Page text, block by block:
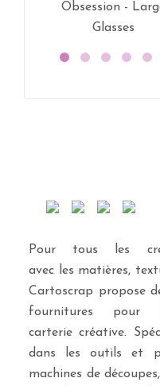
Obsession -
Glasses
Pour tous les
avec les matières,
Cartoscrap propose
fournitures
carterie créative.
dans les outils et
machines de